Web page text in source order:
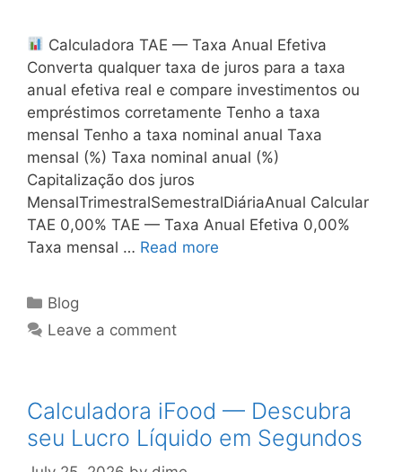
Calculadora TAE — Taxa Anual Efetiva
Converta qualquer taxa de juros para a taxa
anual efetiva real e compare investimentos ou
empréstimos corretamente Tenho a taxa
mensal Tenho a taxa nominal anual Taxa
mensal (%) Taxa nominal anual (%)
Capitalização dos juros
MensalTrimestralSemestralDiáriaAnual Calcular
TAE 0,00% TAE — Taxa Anual Efetiva 0,00%
Taxa mensal … Read more
Categories
Blog
Leave a comment
Calculadora iFood — Descubra
seu Lucro Líquido em Segundos